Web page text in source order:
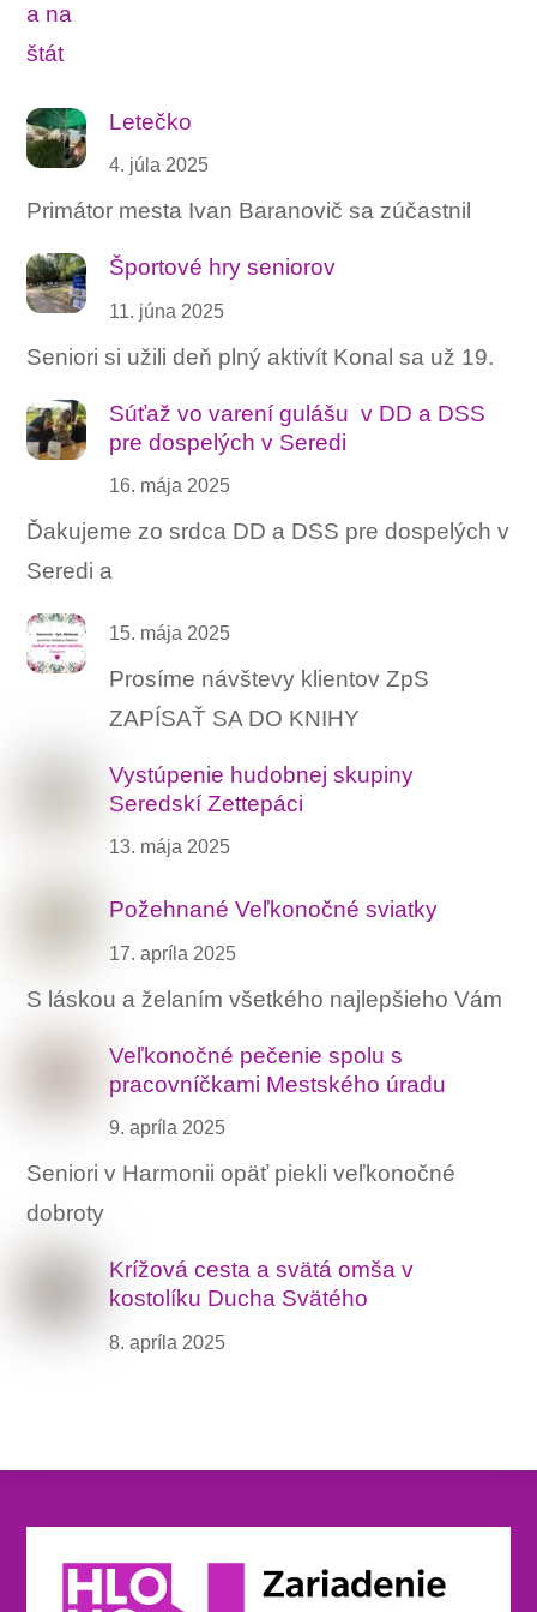
Letečko
4. júla 2025
Primátor mesta Ivan Baranovič sa zúčastnil
Športové hry seniorov
11. júna 2025
Seniori si užili deň plný aktivít Konal sa už 19.
Súťaž vo varení gulášu ‍ v DD a DSS
pre dospelých v Seredi
16. mája 2025
Ďakujeme zo srdca DD a DSS pre dospelých v
Seredi a
15. mája 2025
Prosíme návštevy klientov ZpS
ZAPÍSAŤ SA DO KNIHY
Vystúpenie hudobnej skupiny
Seredskí Zettepáci
13. mája 2025
Požehnané Veľkonočné sviatky
17. apríla 2025
S láskou a želaním všetkého najlepšieho Vám
Veľkonočné pečenie spolu s
pracovníčkami Mestského úradu
9. apríla 2025
Seniori v Harmonii opäť piekli veľkonočné
dobroty
Krížová cesta a svätá omša v
kostolíku Ducha Svätého
8. apríla 2025
To